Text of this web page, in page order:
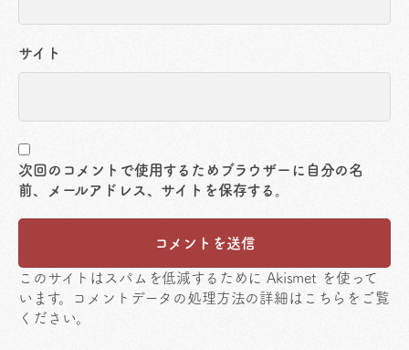
サイト
次回のコメントで使用するためブラウザーに自分の名
前、メールアドレス、サイトを保存する。
このサイトはスパムを低減するために Akismet を使って
います。
コメントデータの処理方法の詳細はこちらをご覧
ください。